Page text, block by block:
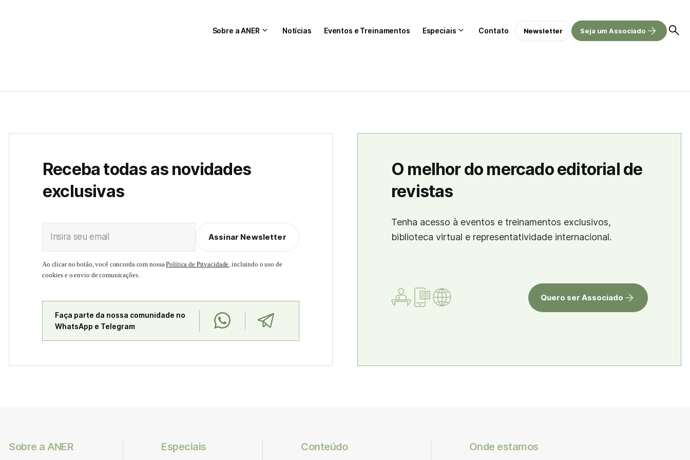
Sobre a ANER Notícias Eventos e Treinamentos Especiais Contato Newsletter Seja um Associado
Receba todas as novidades
exclusivas
Insira seu email Assinar Newsletter
Ao clicar no botão, você concorda com nossaPolítica de Privacidade, incluindo o uso de
cookies e o envio de comunicações.
Faça parte da nossa comunidade no
WhatsApp e Telegram
O melhor do mercado editorial de
revistas
Tenha acesso à eventos e treinamentos exclusivos,
biblioteca virtual e representatividade internacional.
Quero ser Associado
Sobre a ANER Especiais Conteúdo Onde estamos